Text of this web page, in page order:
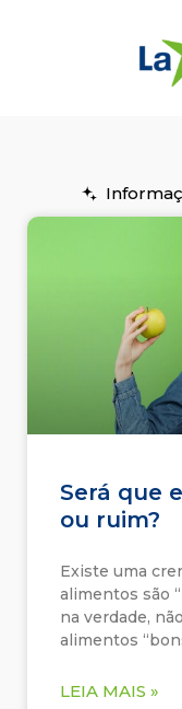
Será que
ou ruim?
Existe uma
alimentos são
na verdade,
alimentos
LEIA MAIS »